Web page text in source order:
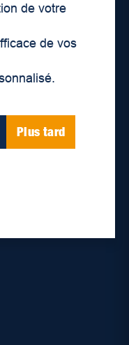
de votre
de vos
Plus tard